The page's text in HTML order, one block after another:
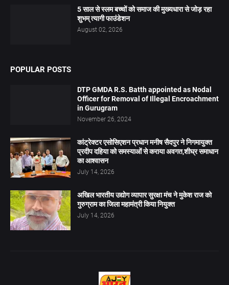
5 साल से स्लम बच्चों को समाज की मुख्यधारा से जोड़ रहा
शुभम् त्यागी फाउंडेशन
August 02, 2026
POPULAR POSTS
DTP GMDA R.S. Batth appointed as Nodal
Officer for Removal of Illegal Encroachment
in Gurugram
November 26, 2024
कांट्रेक्टर एसोसिएशन प्रधान मनीष सैदपुर ने निगमायुक्त
प्रदीप दहिया को समस्याओं से कराया अवगत,शीघ्र समाधान
का आश्वासन
July 14, 2026
अखिल भारतीय उद्योग व्यापार सुरक्षा मंच ने मुकेश राज को
गुरुग्राम का जिला महामंत्री किया नियुक्त
July 14, 2026